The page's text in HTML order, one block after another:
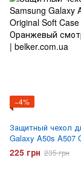
−4%
Защитный чехол
Galaxy A50s A507
Case Оранжевый
225 грн 235 грн